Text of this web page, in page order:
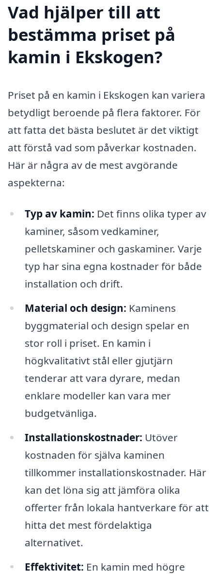
Vad hjälper till att
bestämma priset på
kamin i Ekskogen?
Priset på en kamin i Ekskogen kan variera
betydligt beroende på flera faktorer. För
att fatta det bästa beslutet är det viktigt
att förstå vad som påverkar kostnaden.
Här är några av de mest avgörande
aspekterna:
Typ av kamin: Det finns olika typer av
kaminer, såsom vedkaminer,
pelletskaminer och gaskaminer. Varje
typ har sina egna kostnader för både
installation och drift.
Material och design: Kaminens
byggmaterial och design spelar en
stor roll i priset. En kamin i
högkvalitativt stål eller gjutjärn
tenderar att vara dyrare, medan
enklare modeller kan vara mer
budgetvänliga.
Installationskostnader: Utöver
kostnaden för själva kaminen
tillkommer installationskostnader. Här
kan det löna sig att jämföra olika
offerter från lokala hantverkare för att
hitta det mest fördelaktiga
alternativet.
Effektivitet: En kamin med högre